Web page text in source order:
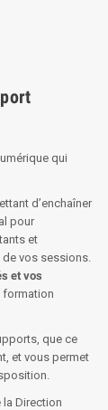
qui
d’enchaîner
pour
et
vos sessions.
et vos
formation
que ce
et vous permet
la Direction